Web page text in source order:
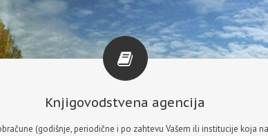
Knjigovodstvena agencija
(godišnje, periodične i po zahtevu Vašem ili institucije koja